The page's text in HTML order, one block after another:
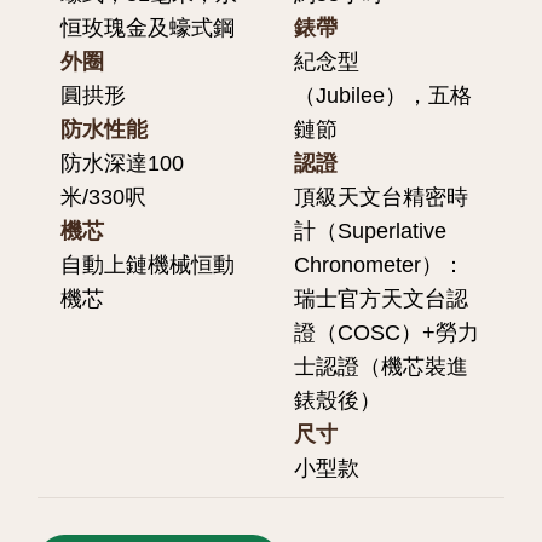
恒玫瑰金及蠔式鋼
外圈
圓拱形
防水性能
防水深達100
米/330呎
機芯
自動上鏈機械恒動
機芯
錶帶
紀念型
（Jubilee），五格
鏈節
認證
頂級天文台精密時
計（Superlative
Chronometer）：
瑞士官方天文台認
證（COSC）+勞力
士認證（機芯裝進
錶殼後）
尺寸
小型款